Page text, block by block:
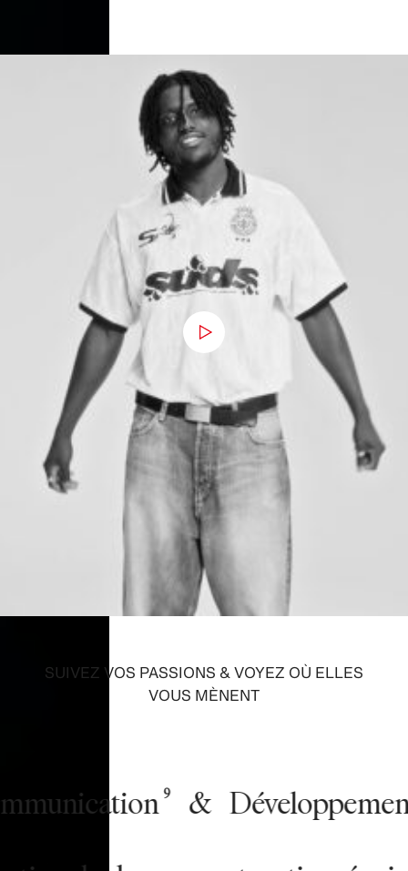
SUIVEZ VOS PASSIONS & VOYEZ OÙ ELLES
VOUS MÈNENT
9 & Développement